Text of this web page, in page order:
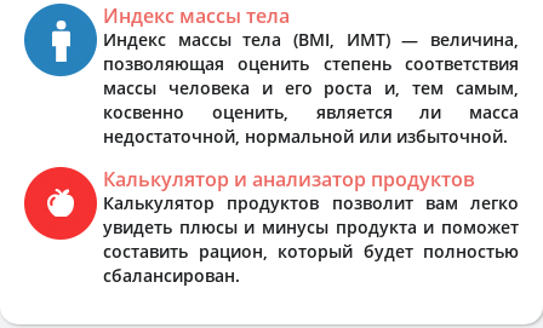
Индекс массы тела
Индекс массы тела (BMI, ИМТ) — величина,
позволяющая оценить степень соответствия
массы человека и его роста и, тем самым,
косвенно оценить, является ли масса
недостаточной, нормальной или избыточной.
Калькулятор и анализатор продуктов
Калькулятор продуктов позволит вам легко
увидеть плюсы и минусы продукта и поможет
составить рацион, который будет полностью
сбалансирован.